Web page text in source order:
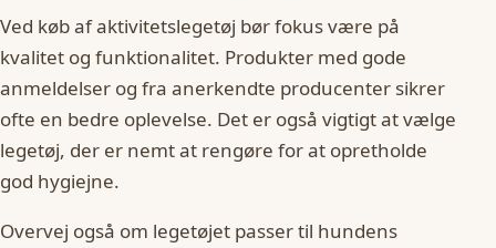
Ved køb af aktivitetslegetøj bør fokus være på
kvalitet og funktionalitet. Produkter med gode
anmeldelser og fra anerkendte producenter sikrer
ofte en bedre oplevelse. Det er også vigtigt at vælge
legetøj, der er nemt at rengøre for at opretholde
god hygiejne.
Overvej også om legetøjet passer til hundens